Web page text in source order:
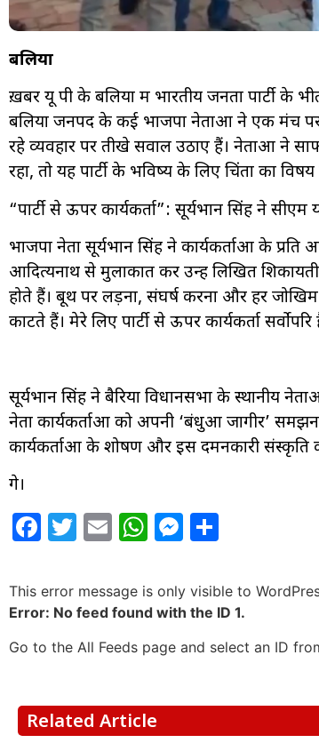
बलिया
ख़बर यू पी के बलिया में भारतीय जनता पार्टी के
बलिया जनपद के कई भाजपा नेताओं ने एक मंच पर
रहे व्यवहार पर तीखे सवाल उठाए हैं। नेताओं ने साफ
रहा, तो यह पार्टी के भविष्य के लिए चिंता का विषय
“पार्टी से ऊपर कार्यकर्ता”: सूर्यभान सिंह ने सीएम
भाजपा नेता सूर्यभान सिंह ने कार्यकर्ताओं के प्रति
आदित्यनाथ से मुलाकात कर उन्हें लिखित शिकायती
होते हैं। बूथ पर लड़ना, संघर्ष करना और हर
काटते हैं। मेरे लिए पार्टी से ऊपर कार्यकर्ता
सूर्यभान सिंह ने बैरिया विधानसभा के स्थानीय
नेता कार्यकर्ताओं को अपनी ‘बंधुआ जागीर’
कार्यकर्ताओं के शोषण और इस दमनकारी
गे।
Facebook
Twitter
EmailWhatsApp
Messenger
This error message is only visible to
Error: No feed found with the ID 1.
Go to the All Feeds page and select an ID
Related Article